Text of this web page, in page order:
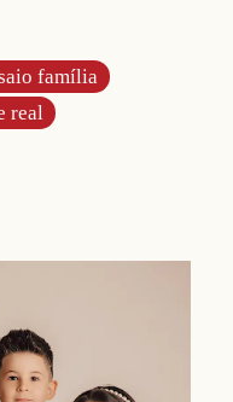
família
real